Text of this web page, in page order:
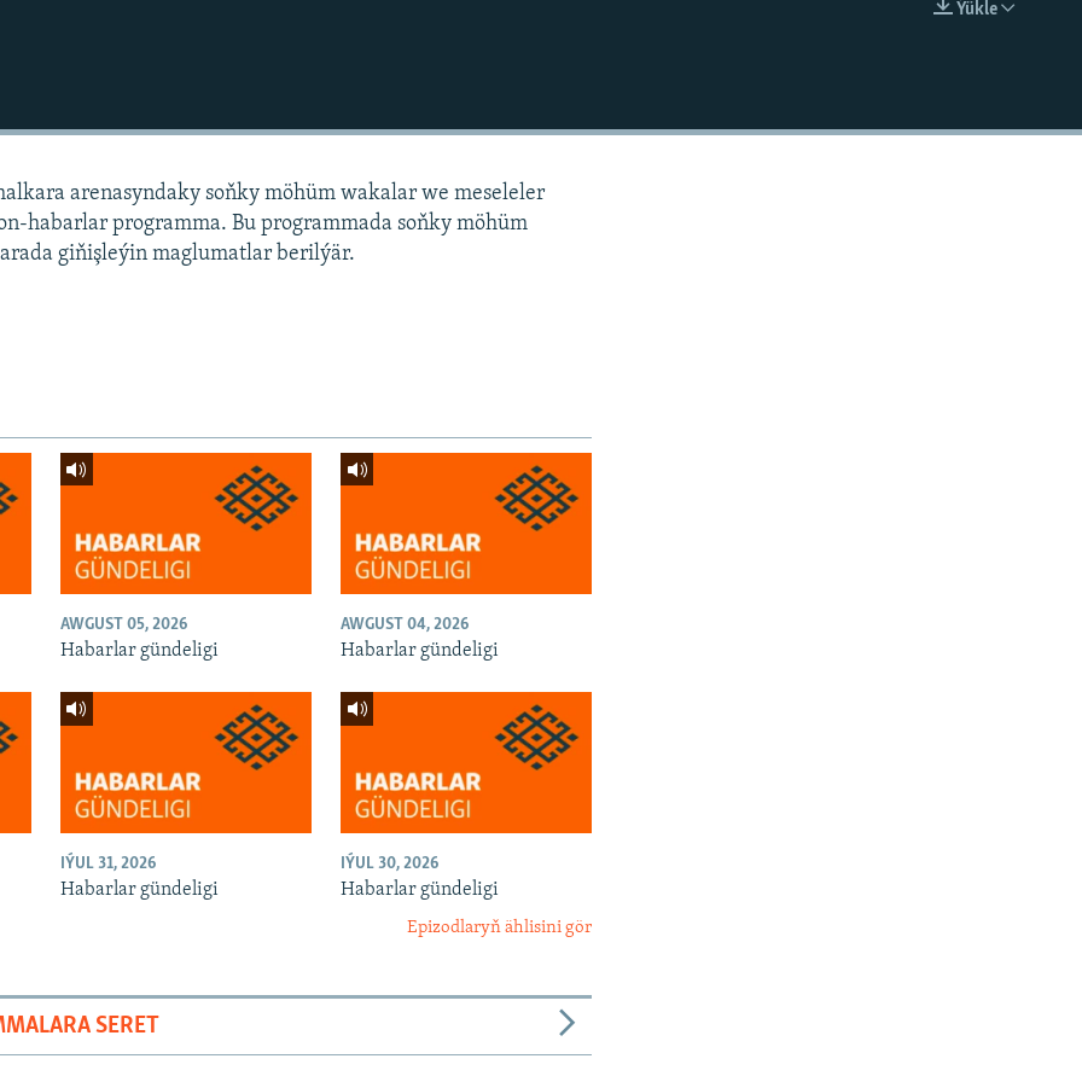
Ýükle
arenasyndaky soňky möhüm wakalar we meseleler
habarlar programma. Bu programmada soňky möhüm
giňişleýin maglumatlar berilýär.
AWGUST 05, 2026
Habarlar gündeligi
AWGUST 04, 2026
Habarlar gündeligi
IÝUL 31, 2026
Habarlar gündeligi
IÝUL 30, 2026
Habarlar gündeligi
Epizodlaryň ählisini gör
SERET